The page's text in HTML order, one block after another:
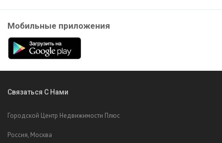
Мобильные приложения
Связаться С Нами
Городской Центр Недвижимости Плюс
Россия, Москва